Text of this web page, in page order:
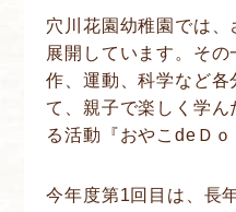
穴川花園幼稚園では
展開しています。その
作、運動、科学など各
て、親子で楽しく学ん
る活動『おやこdeＤｏ
今年度第1回目は、長